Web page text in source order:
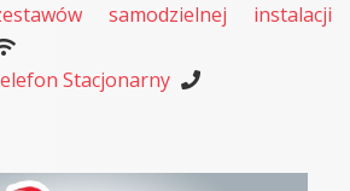
samodzielnej instalacji
Stacjonarny